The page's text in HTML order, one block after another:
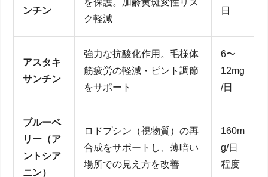
ンチン
を保護。加齢黄斑変性リス
ク軽減
日
アスタキ
サンチン
強力な抗酸化作用。毛様体
筋疲労の軽減・ピント調節
をサポート
6〜
12mg
/日
ブルーベ
リー（ア
ントシア
ニン）
ロドプシン（視物質）の再
合成をサポートし、薄暗い
場所での見え方を改善
160m
g/日
程度